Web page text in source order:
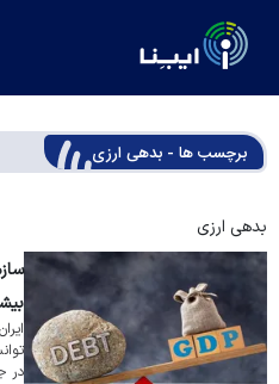
برچسب ها - بدهی ارزی
بدهی ارزی
در